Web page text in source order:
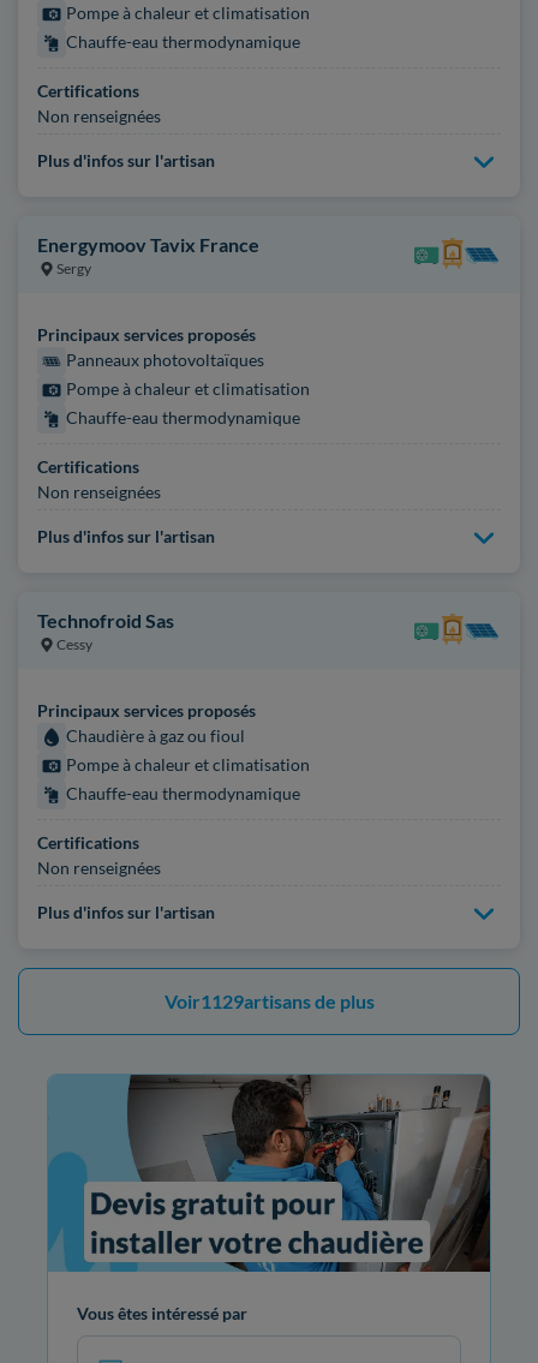
Pompe à chaleur et climatisation
Chauffe-eau thermodynamique
Certifications
Non renseignées
Plus d'infos sur l'artisan
Energymoov Tavix France
Sergy
Principaux services proposés
Panneaux photovoltaïques
Pompe à chaleur et climatisation
Chauffe-eau thermodynamique
Certifications
Non renseignées
Plus d'infos sur l'artisan
Technofroid Sas
Cessy
Principaux services proposés
Chaudière à gaz ou fioul
Pompe à chaleur et climatisation
Chauffe-eau thermodynamique
Certifications
Non renseignées
Plus d'infos sur l'artisan
Voir1129artisans de plus
Vous êtes intéressé par